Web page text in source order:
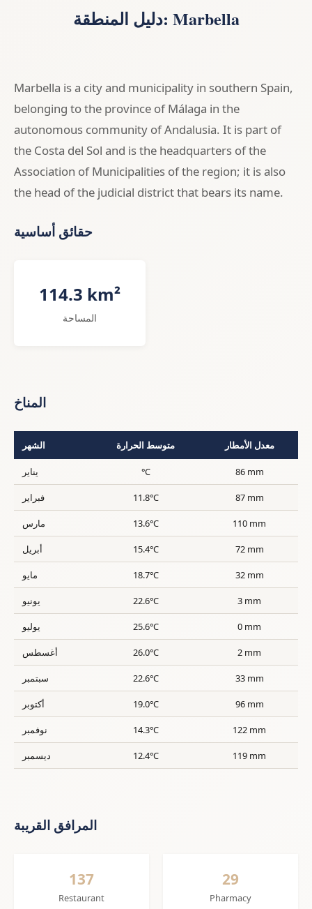
دليل المنطقة: Marbella
Marbella is a city and municipality in southern Spain,
belonging to the province of Málaga in the
autonomous community of Andalusia. It is part of
the Costa del Sol and is the headquarters of the
Association of Municipalities of the region; it is also
the head of the judicial district that bears its name.
حقائق أساسية
114.3 km²
المساحة
المناخ
الشهر متوسط الحرارة معدل الأمطار
يناير °C 86 mm
فبراير 11.8°C 87 mm
مارس 13.6°C 110 mm
أبريل 15.4°C 72 mm
مايو 18.7°C 32 mm
يونيو 22.6°C 3 mm
يوليو 25.6°C 0 mm
أغسطس 26.0°C 2 mm
سبتمبر 22.6°C 33 mm
أكتوبر 19.0°C 96 mm
نوفمبر 14.3°C 122 mm
ديسمبر 12.4°C 119 mm
المرافق القريبة
137
Restaurant
29
Pharmacy